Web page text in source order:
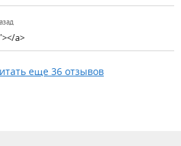
a>
еще 36 отзывов